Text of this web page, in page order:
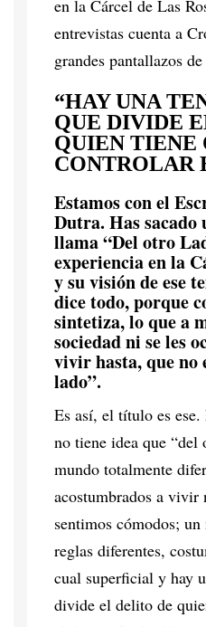
en la Cárcel de Las
entrevistas cuenta a
grandes pantallazos
“HAY UNA
QUE DIVIDE
QUIEN TIENE
CONTROLAR
Estamos con el
Dutra. Has sacado
llama “Del otro
experiencia en la
y su visión de ese
dice todo, porque
sintetiza, lo que a
sociedad ni se les
vivir hasta, que no
lado”.
Es así, el título es
no tiene idea que “del
mundo totalmente
acostumbrados a vivir
sentimos cómodos;
reglas diferentes,
cual superficial y hay
divide el delito de